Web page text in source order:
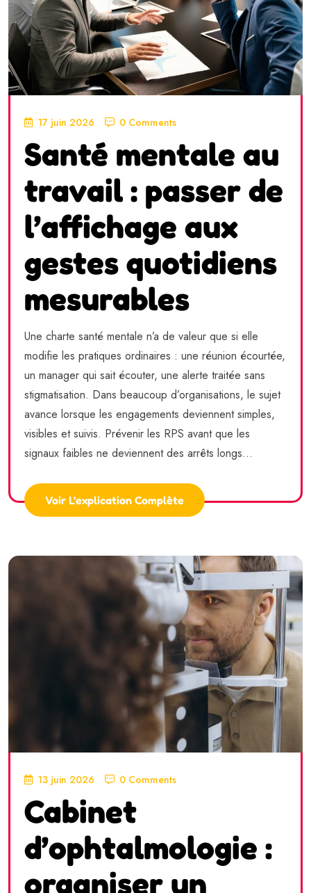
17 juin 2026 0 Comments
Santé mentale au
travail : passer de
l’affichage aux
gestes quotidiens
mesurables
Une charte santé mentale n’a de valeur que si elle
modifie les pratiques ordinaires : une réunion écourtée,
un manager qui sait écouter, une alerte traitée sans
stigmatisation. Dans beaucoup d’organisations, le sujet
avance lorsque les engagements deviennent simples,
visibles et suivis. Prévenir les RPS avant que les
signaux faibles ne deviennent des arrêts longs...
Voir L'explication Complète
13 juin 2026 0 Comments
Cabinet
d’ophtalmologie :
organiser un